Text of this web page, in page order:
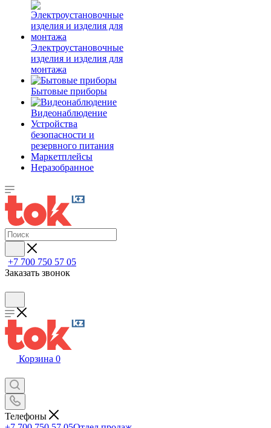
Электроустановочные
изделия и изделия для
монтажа
Бытовые приборы
Видеонаблюдение
Устройства
безопасности и
резервного питания
Маркетплейсы
Неразобранное
+7 700 750 57 05
Заказать звонок
Корзина 0
Телефоны